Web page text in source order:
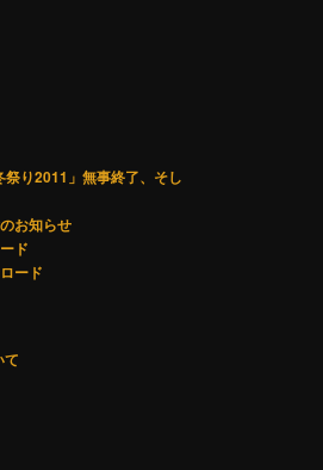
祭り2011」無事終了、そし
お知らせ
ド
ード